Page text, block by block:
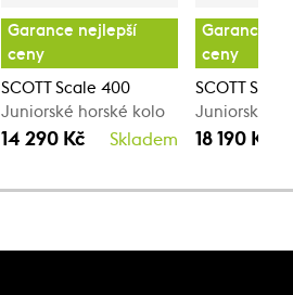
Garance nejlepší
ceny
SCOTT Scale 400
Juniorské horské kolo
14 290 Kč Skladem
Garance
ceny
SCOTT
Juniorské
18 190 Kč